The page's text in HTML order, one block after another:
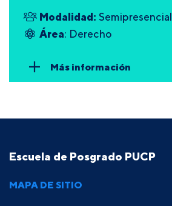
Modalidad: Semipresencial
Área: Derecho
Más información
Escuela de Posgrado PUCP
MAPA DE SITIO